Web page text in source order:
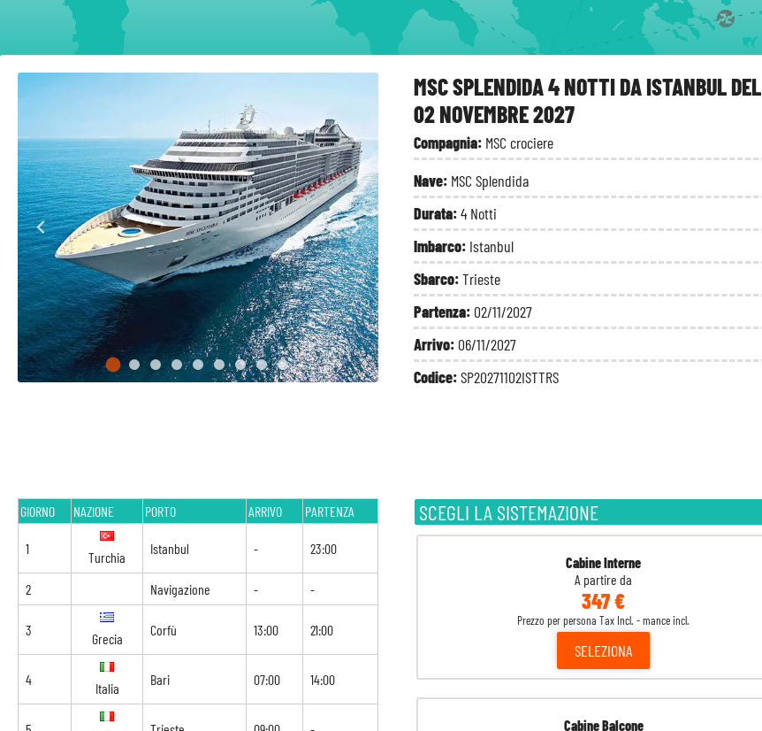
MSC SPLENDIDA 4 NOTTI DA ISTANBUL DEL
02 NOVEMBRE 2027
Compagnia: MSC crociere
Nave: MSC Splendida
Durata:4 Notti
Imbarco: Istanbul
Sbarco:Trieste
Partenza: 02/11/2027
Arrivo: 06/11/2027
Codice:SP20271102ISTTRS
SCEGLI LA SISTEMAZIONE
Cabine Interne
A partire da
347 €
Prezzo per persona Tax Incl. - mance incl.
SELEZIONA
Cabine Balcone
GIORNO NAZIONE PORTO ARRIVO PARTENZA
1
Turchia
Istanbul - 23:00
2 Navigazione - -
3
Grecia
Corfù 13:00 21:00
4
Italia
Bari 07:00 14:00